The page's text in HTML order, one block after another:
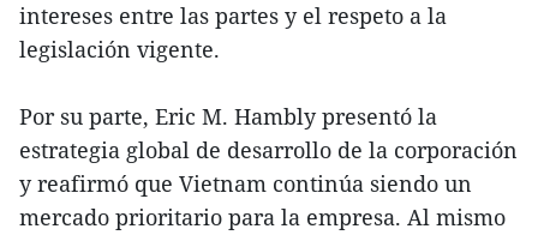
intereses entre las partes y el respeto a la
legislación vigente.
Por su parte, Eric M. Hambly presentó la
estrategia global de desarrollo de la corporación
y reafirmó que Vietnam continúa siendo un
mercado prioritario para la empresa. Al mismo